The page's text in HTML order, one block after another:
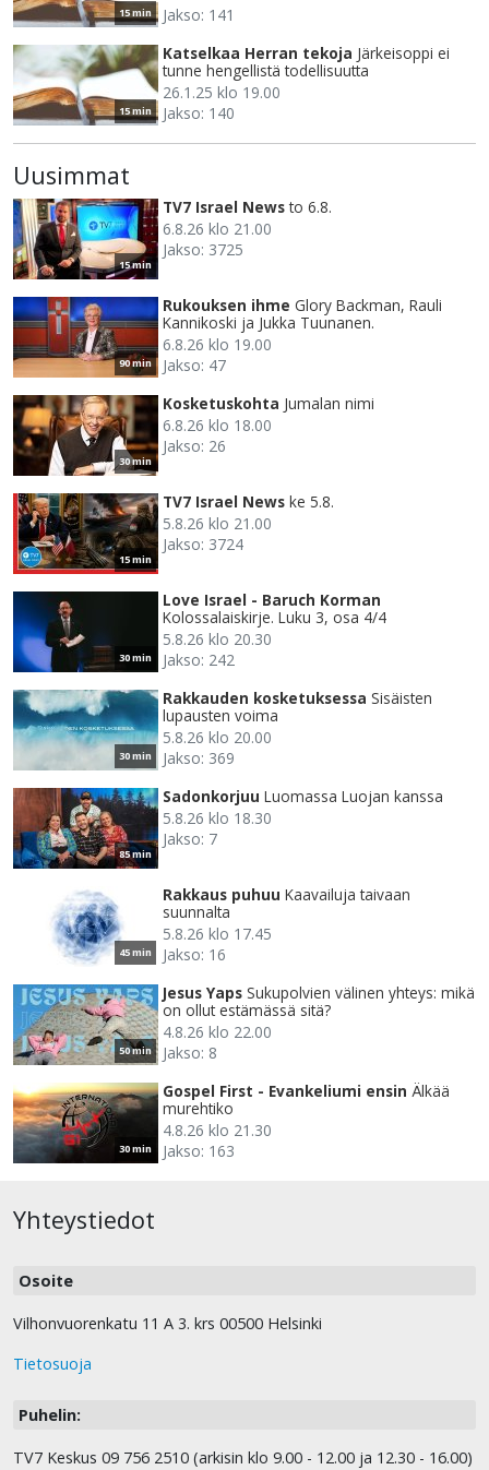
15 min
Jakso: 141
15 min
Katselkaa Herran tekoja Järkeisoppi ei
tunne hengellistä todellisuutta
26.1.25 klo 19.00
Jakso: 140
Uusimmat
15 min
TV7 Israel News to 6.8.
6.8.26 klo 21.00
Jakso: 3725
90 min
Rukouksen ihme Glory Backman, Rauli
Kannikoski ja Jukka Tuunanen.
6.8.26 klo 19.00
Jakso: 47
30 min
Kosketuskohta Jumalan nimi
6.8.26 klo 18.00
Jakso: 26
15 min
TV7 Israel News ke 5.8.
5.8.26 klo 21.00
Jakso: 3724
30 min
Love Israel - Baruch Korman
Kolossalaiskirje. Luku 3, osa 4/4
5.8.26 klo 20.30
Jakso: 242
30 min
Rakkauden kosketuksessa Sisäisten
lupausten voima
5.8.26 klo 20.00
Jakso: 369
85 min
Sadonkorjuu Luomassa Luojan kanssa
5.8.26 klo 18.30
Jakso: 7
45 min
Rakkaus puhuu Kaavailuja taivaan
suunnalta
5.8.26 klo 17.45
Jakso: 16
50 min
Jesus Yaps Sukupolvien välinen yhteys: mikä
on ollut estämässä sitä?
4.8.26 klo 22.00
Jakso: 8
30 min
Gospel First - Evankeliumi ensin Älkää
murehtiko
4.8.26 klo 21.30
Jakso: 163
Yhteystiedot
Osoite
Vilhonvuorenkatu 11 A 3. krs 00500 Helsinki
Tietosuoja
Puhelin:
TV7 Keskus 09 756 2510 (arkisin klo 9.00 - 12.00 ja 12.30 - 16.00)